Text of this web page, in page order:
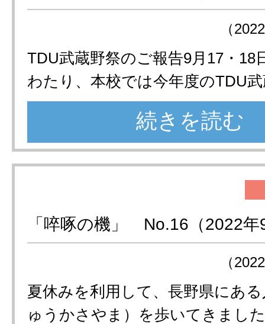
（
TDU武蔵野祭のご報告9月17・18
わたり、本校では今年度のTDU
続きを読む
「啐啄の機」 No.16（2022年
（
夏休みを利用して、長野県にあ
ゅうかさやま）を歩いてきまし